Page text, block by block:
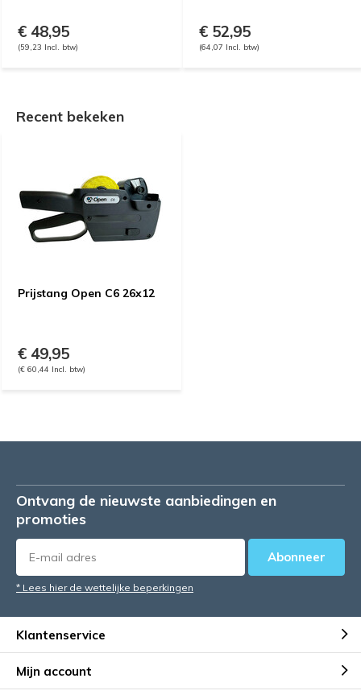
€ 48,95
(59,23 Incl. btw)
€ 52,95
(64,07 Incl. btw)
Recent bekeken
Prijstang Open C6 26x12
€ 49,95
(€ 60,44 Incl. btw)
Ontvang de nieuwste aanbiedingen en
promoties
Abonneer
* Lees hier de wettelijke beperkingen
Klantenservice
Mijn account